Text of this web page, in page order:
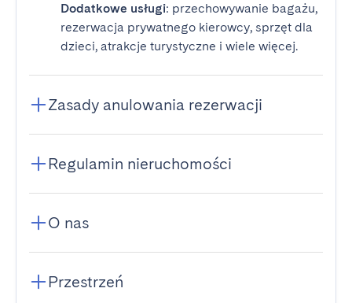
Dodatkowe usługi: przechowywanie bagażu,
rezerwacja prywatnego kierowcy, sprzęt dla
dzieci, atrakcje turystyczne i wiele więcej.
Zasady anulowania rezerwacji
Regulamin nieruchomości
O nas
Przestrzeń